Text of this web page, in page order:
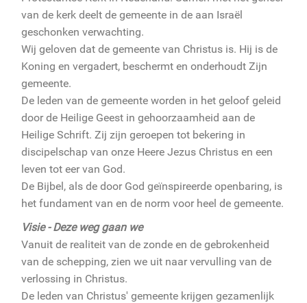
van de kerk deelt de gemeente in de aan Israël
geschonken verwachting.
Wij geloven dat de gemeente van Christus is. Hij is de
Koning en vergadert, beschermt en onderhoudt Zijn
gemeente.
De leden van de gemeente worden in het geloof geleid
door de Heilige Geest in gehoorzaamheid aan de
Heilige Schrift. Zij zijn geroepen tot bekering in
discipelschap van onze Heere Jezus Christus en een
leven tot eer van God.
De Bijbel, als de door God geïnspireerde openbaring, is
het fundament van en de norm voor heel de gemeente.
Visie - Deze weg gaan we
Vanuit de realiteit van de zonde en de gebrokenheid
van de schepping, zien we uit naar vervulling van de
verlossing in Christus.
De leden van Christus' gemeente krijgen gezamenlijk